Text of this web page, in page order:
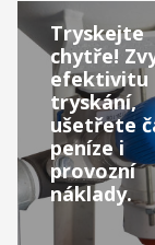
Tryskejte
chytře!
efektivitu
tryskání,
ušetřete
peníze i
provozní
náklady.